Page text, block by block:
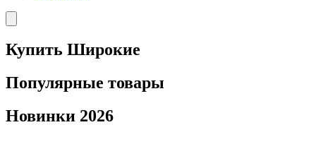
Купить Широкие
Популярные товары
Новинки 2026